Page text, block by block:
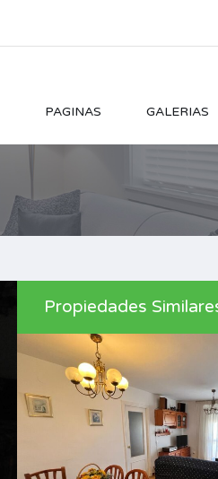
PAGINAS GALERIAS
Propiedades